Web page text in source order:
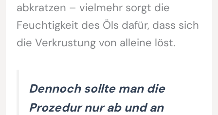
abkratzen – vielmehr sorgt die
Feuchtigkeit des Öls dafür, dass sich
die Verkrustung von alleine löst.
Dennoch sollte man die
Prozedur nur ab und an